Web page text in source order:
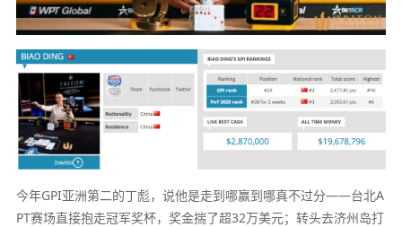
今年GPI亚洲第二的丁彪，说他是走到哪赢到哪真不过分——台北A
PT赛场直接抱走冠军奖杯，奖金揣了超32万美元；转头去济州岛打